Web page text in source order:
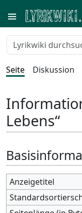
Seite Diskussion
Lebens“
Anzeigetitel